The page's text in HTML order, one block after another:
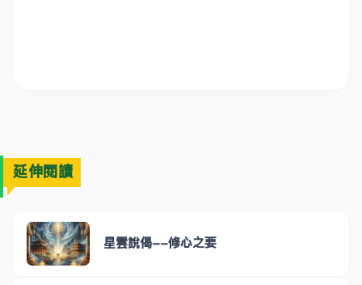
延伸閱讀
星雲說偈--修心之要